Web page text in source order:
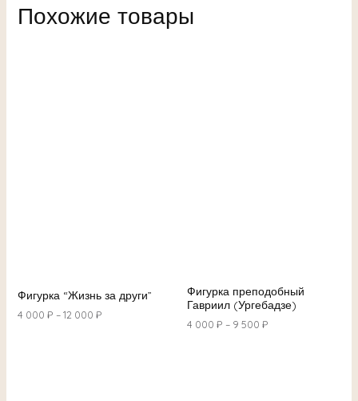
Похожие товары
Фигурка “Жизнь за други”
4 000 ₽ –12 000 ₽
Фигурка преподобный
Гавриил (Ургебадзе)
4 000 ₽ – 9 500 ₽